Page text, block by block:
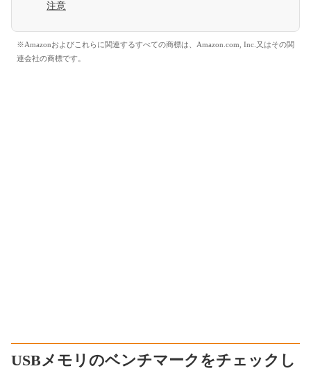
注意
※Amazonおよびこれらに関連するすべての商標は、Amazon.com, Inc.又はその関
連会社の商標です。
USBメモリのベンチマークをチェックし